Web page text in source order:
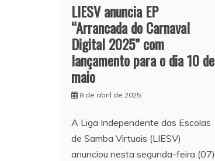
LIESV anuncia EP
“Arrancada do Carnaval
Digital 2025” com
lançamento para o dia 10 de
maio
8 de abril de 2025
A Liga Independente das Escolas
de Samba Virtuais (LIESV)
anunciou nesta segunda-feira (07)